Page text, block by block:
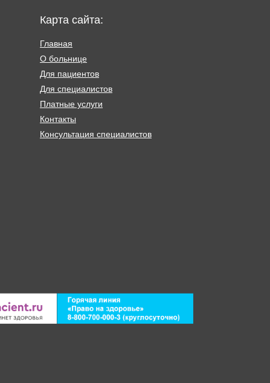
Карта сайта:
Главная
О больнице
Для пациентов
Для специалистов
Платные услуги
Контакты
Консультация специалистов